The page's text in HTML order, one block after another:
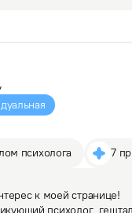
психолога 7
к моей странице!
психолог,